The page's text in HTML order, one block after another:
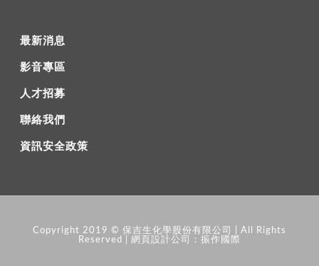
最新消息
影音專區
人才招募
聯絡我們
資訊安全政策
Copyright 2019 © 保吉生化學股份有限公司 | All Rights
Reserved | 網頁設計公司 ：振作國際